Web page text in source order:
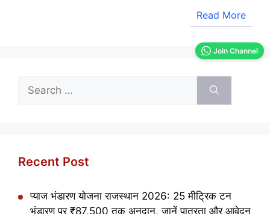
Read More
Search
for:
Recent Post
प्याज भंडारण योजना राजस्थान 2026: 25 मीट्रिक टन
भंडारण पर ₹87,500 तक अनुदान, जानें पात्रता और आवेदन
Join Channel